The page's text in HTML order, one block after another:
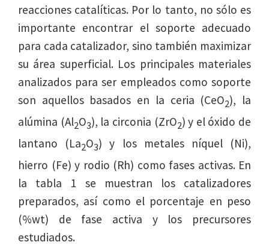
reacciones catalíticas. Por lo tanto, no sólo es
importante encontrar el soporte adecuado
para cada catalizador, sino también maximizar
su área superficial. Los principales materiales
analizados para ser empleados como soporte
son aquellos basados en la ceria (CeO2), la
alúmina (Al2O3), la circonia (ZrO2) y el óxido de
lantano (La2O3) y los metales níquel (Ni),
hierro (Fe) y rodio (Rh) como fases activas. En
la tabla 1 se muestran los catalizadores
preparados, así como el porcentaje en peso
(%wt) de fase activa y los precursores
estudiados.